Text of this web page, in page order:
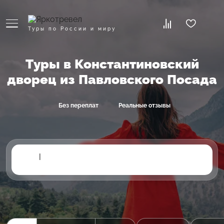
Туры по России и миру
Туры в Константиновский
дворец из Павловского Посада
Без переплат Реальные отзывы
|